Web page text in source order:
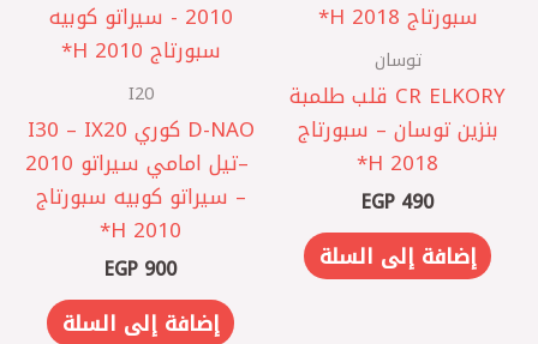
توسان
CR ELKORY قلب طلمبة
بنزين توسان – سبورتاج
2018 H*
EGP 490
إضافة إلى السلة
I20
D-NAO كوري I30 – IX20
– ‎تيل امامي سيراتو 2010
– سيراتو كوبيه سبورتاج
2010 H*
EGP 900
إضافة إلى السلة